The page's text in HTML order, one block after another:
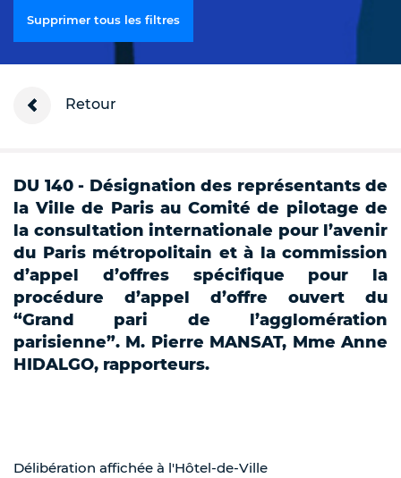
Supprimer tous les filtres
Retour
DU 140 - Désignation des représentants de
la Ville de Paris au Comité de pilotage de
la consultation internationale pour l’avenir
du Paris métropolitain et à la commission
d’appel d’offres spécifique pour la
procédure d’appel d’offre ouvert du
“Grand pari de l’agglomération
parisienne”. M. Pierre MANSAT, Mme Anne
HIDALGO, rapporteurs.
Délibération affichée à l'Hôtel-de-Ville